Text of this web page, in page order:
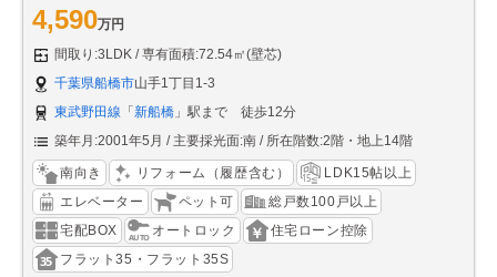
4,590万円
間取り:3LDK
専有面積:72.54㎡(壁芯)
千葉県船橋市山手1丁目1-3
東武野田線 「 新船橋 」駅まで 徒歩12分
築年月:2001年5月
主要採光面:南 所在階数:2階・地上14階
南向き リフォーム（履歴含む）
LDK15帖以上
エレベーター
ペット可
総戸数100戸以上
宅配BOX
オートロック
住宅ローン控除
フラット35・フラット35S